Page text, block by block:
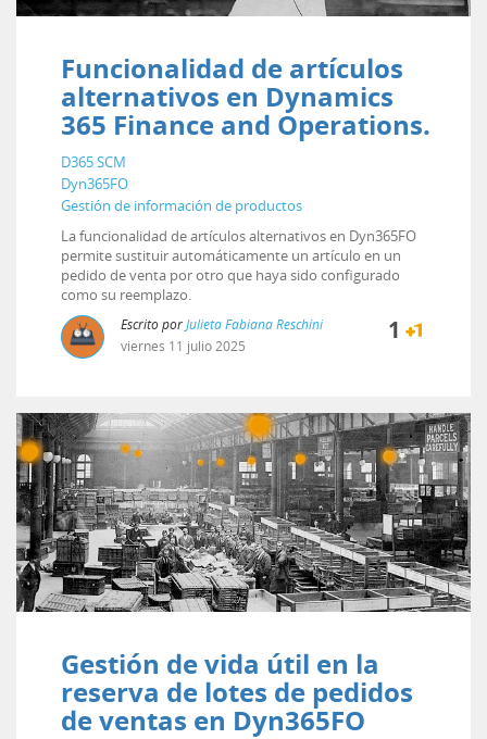
Funcionalidad de artículos
alternativos en Dynamics
365 Finance and Operations.
D365 SCM
Dyn365FO
Gestión de información de productos
La funcionalidad de artículos alternativos en Dyn365FO
permite sustituir automáticamente un artículo en un
pedido de venta por otro que haya sido configurado
como su reemplazo.
Escrito porJulieta Fabiana Reschini
viernes 11 julio2025
1
Gestión de vida útil en la
reserva de lotes de pedidos
de ventas en Dyn365FO